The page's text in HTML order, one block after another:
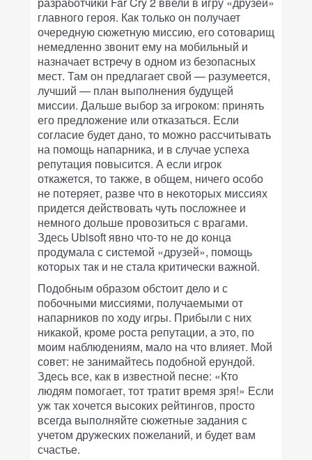
главного героя. Как только он получает
очередную сюжетную миссию, его сотоварищ
немедленно звонит ему на мобильный и
назначает встречу в одном из безопасных
мест. Там он предлагает свой — разумеется,
лучший — план выполнения будущей
миссии. Дальше выбор за игроком: принять
его предложение или отказаться. Если
согласие будет дано, то можно рассчитывать
на помощь напарника, и в случае успеха
репутация повысится. А если игрок
откажется, то также, в общем, ничего особо
не потеряет, разве что в некоторых миссиях
придется действовать чуть посложнее и
немного дольше провозиться с врагами.
Здесь Ubisoft явно что-то не до конца
продумала с системой «друзей», помощь
которых так и не стала критически важной.
Подобным образом обстоит дело и с
побочными миссиями, получаемыми от
напарников по ходу игры. Прибыли с них
никакой, кроме роста репутации, а это, по
моим наблюдениям, мало на что влияет. Мой
совет: не занимайтесь подобной ерундой.
Здесь все, как в известной песне: «Кто
людям помогает, тот тратит время зря!» Если
уж так хочется высоких рейтингов, просто
всегда выполняйте сюжетные задания с
учетом дружеских пожеланий, и будет вам
счастье.